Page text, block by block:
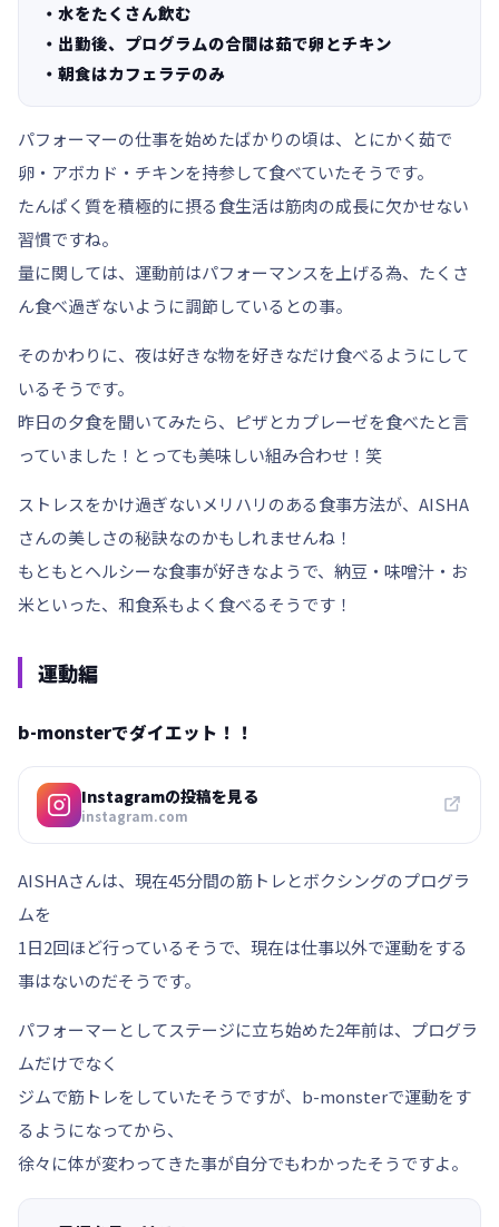
・水をたくさん飲む
・出勤後、プログラムの合間は茹で卵とチキン
・朝食はカフェラテのみ
パフォーマーの仕事を始めたばかりの頃は、とにかく茹で
卵・アボカド・チキンを持参して食べていたそうです。
たんぱく質を積極的に摂る食生活は筋肉の成長に欠かせない
習慣ですね。
量に関しては、運動前はパフォーマンスを上げる為、たくさ
ん食べ過ぎないように調節しているとの事。
そのかわりに、夜は好きな物を好きなだけ食べるようにして
いるそうです。
昨日の夕食を聞いてみたら、ピザとカプレーゼを食べたと言
っていました！とっても美味しい組み合わせ！笑
ストレスをかけ過ぎないメリハリのある食事方法が、AISHA
さんの美しさの秘訣なのかもしれませんね！
もともとヘルシーな食事が好きなようで、納豆・味噌汁・お
米といった、和食系もよく食べるそうです！
運動編
b-monsterでダイエット！！
Instagramの投稿を見る
instagram.com
AISHAさんは、現在45分間の筋トレとボクシングのプログラ
ムを
1日2回ほど行っているそうで、現在は仕事以外で運動をする
事はないのだそうです。
パフォーマーとしてステージに立ち始めた2年前は、プログラ
ムだけでなく
ジムで筋トレをしていたそうですが、b-monsterで運動をす
るようになってから、
徐々に体が変わってきた事が自分でもわかったそうですよ。